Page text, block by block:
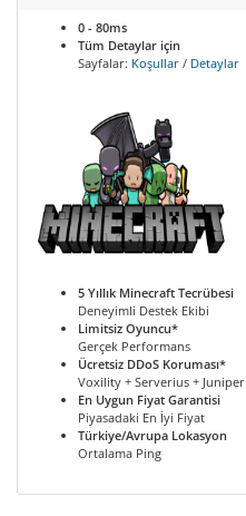
0 - 80ms
Tüm Detaylar için
Sayfalar: Koşullar / Detaylar
5 Yıllık Minecraft Tecrübesi
Deneyimli Destek Ekibi
Limitsiz Oyuncu*
Gerçek Performans
Ücretsiz DDoS Koruması*
Voxility + Serverius + Juniper
En Uygun Fiyat Garantisi
Piyasadaki En İyi Fiyat
Türkiye/Avrupa Lokasyon
Ortalama Ping